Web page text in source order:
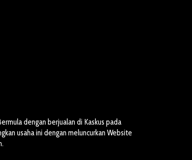
dengan berjualan di Kaskus pada
usaha ini dengan meluncurkan Website